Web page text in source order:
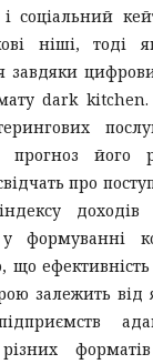
соціальний
ніші, тоді
завдяки
dark kitchen.
прогноз його
про
у формуванні
що
залежить від